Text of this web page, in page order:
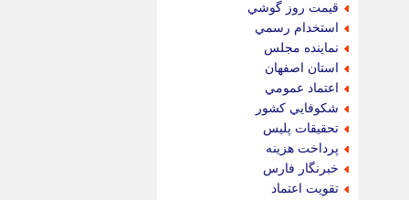
قيمت روز گوشي
استخدام رسمي
نماينده مجلس
استان اصفهان
اعتماد عمومي
شكوفايي كشور
تحقيقات پليس
پرداخت هزينه
خبرنگار فارس
تقويت اعتماد